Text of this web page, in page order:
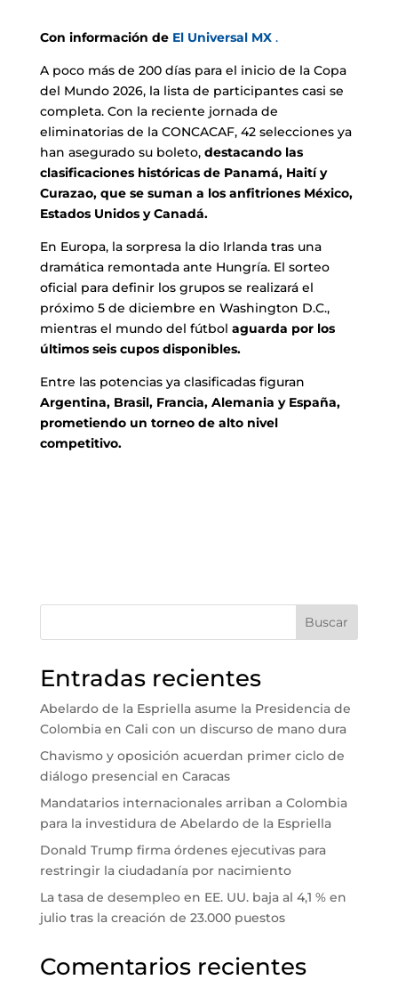
Con información de El Universal MX.
A poco más de 200 días para el inicio de la Copa
del Mundo 2026, la lista de participantes casi se
completa. Con la reciente jornada de
eliminatorias de la CONCACAF, 42 selecciones ya
han asegurado su boleto, destacando las
clasificaciones históricas de Panamá, Haití y
Curazao, que se suman a los anfitriones México,
Estados Unidos y Canadá.
En Europa, la sorpresa la dio Irlanda tras una
dramática remontada ante Hungría. El sorteo
oficial para definir los grupos se realizará el
próximo 5 de diciembre en Washington D.C.,
mientras el mundo del fútbol aguarda por los
últimos seis cupos disponibles.
Entre las potencias ya clasificadas figuran
Argentina, Brasil, Francia, Alemania y España,
prometiendo un torneo de alto nivel
competitivo.
Buscar
Entradas recientes
Abelardo de la Espriella asume la Presidencia de
Colombia en Cali con un discurso de mano dura
Chavismo y oposición acuerdan primer ciclo de
diálogo presencial en Caracas
Mandatarios internacionales arriban a Colombia
para la investidura de Abelardo de la Espriella
Donald Trump firma órdenes ejecutivas para
restringir la ciudadanía por nacimiento
La tasa de desempleo en EE. UU. baja al 4,1 % en
julio tras la creación de 23.000 puestos
Comentarios recientes